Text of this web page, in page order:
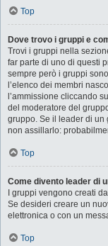
Top
Dove trovo i gruppi e
Trovi i gruppi nella
far parte di uno di questi
sempre però i gruppi
l’elenco dei membri
l’ammissione cliccando
del moderatore del
gruppo. Se il leader di un
non assillarlo:
Top
Come divento leader di
I gruppi vengono creati
Se desideri creare un
elettronica o con un
Top